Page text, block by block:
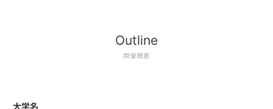
Outline
開催概要
大学名